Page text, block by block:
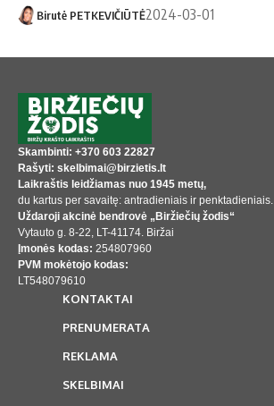
Birutė PETKEVIČIŪTĖ2024-03-01
Skambinti: +370 603 22827
Rašyti: skelbimai@birzietis.lt
Laikraštis leidžiamas nuo 1945 metų,
du kartus per savaitę: antradieniais ir penktadieniais.
Uždaroji akcinė bendrovė „Biržiečių žodis“
Vytauto g. 8-22, LT-41174. Biržai
Įmonės kodas: 254807960
PVM mokėtojo kodas:
LT548079610
KONTAKTAI
PRENUMERATA
REKLAMA
SKELBIMAI